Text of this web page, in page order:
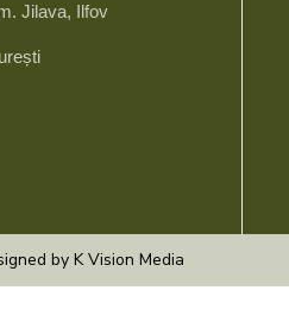
Jilava, Ilfov
by K Vision Media